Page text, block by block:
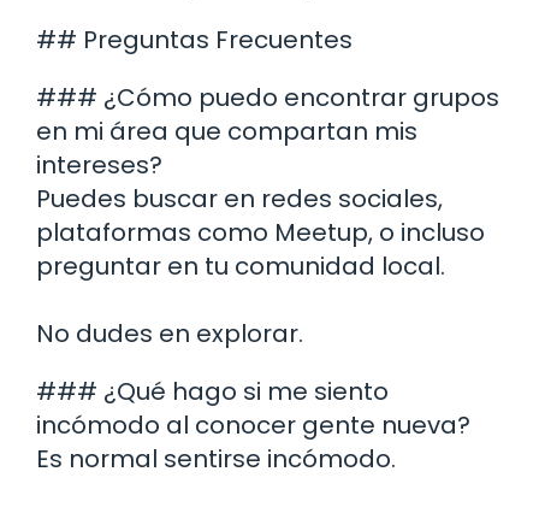
## Preguntas Frecuentes
### ¿Cómo puedo encontrar grupos
en mi área que compartan mis
intereses?
Puedes buscar en redes sociales,
plataformas como Meetup, o incluso
preguntar en tu comunidad local.
No dudes en explorar.
### ¿Qué hago si me siento
incómodo al conocer gente nueva?
Es normal sentirse incómodo.